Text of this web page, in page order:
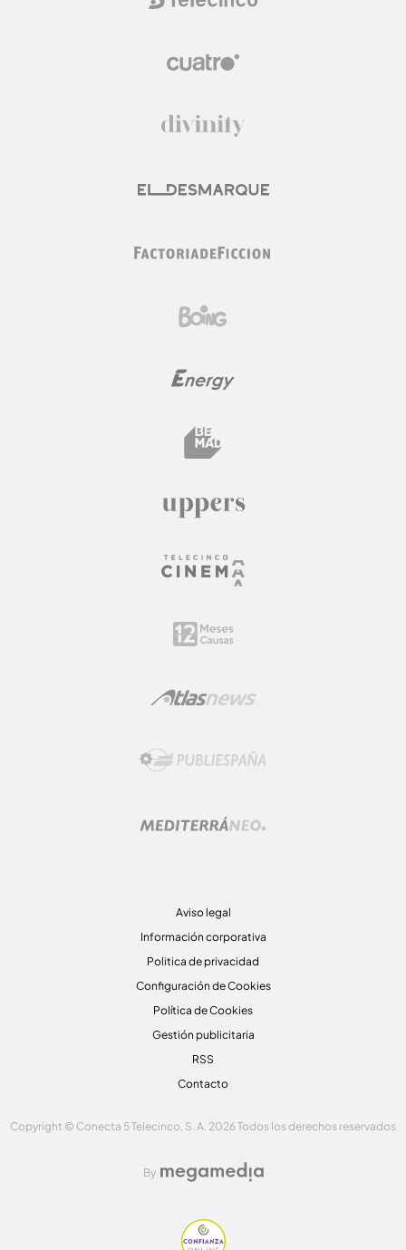
Aviso legal
Información corporativa
Politica de privacidad
Configuración de Cookies
Política de Cookies
Gestión publicitaria
RSS
Contacto
Copyright © Conecta 5 Telecinco, S. A. 2026 Todos los derechos reservados
By